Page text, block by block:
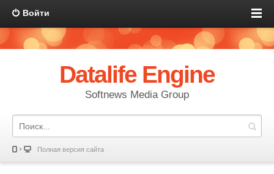
Войти
Datalife Engine
Softnews Media Group
Полная версия сайта